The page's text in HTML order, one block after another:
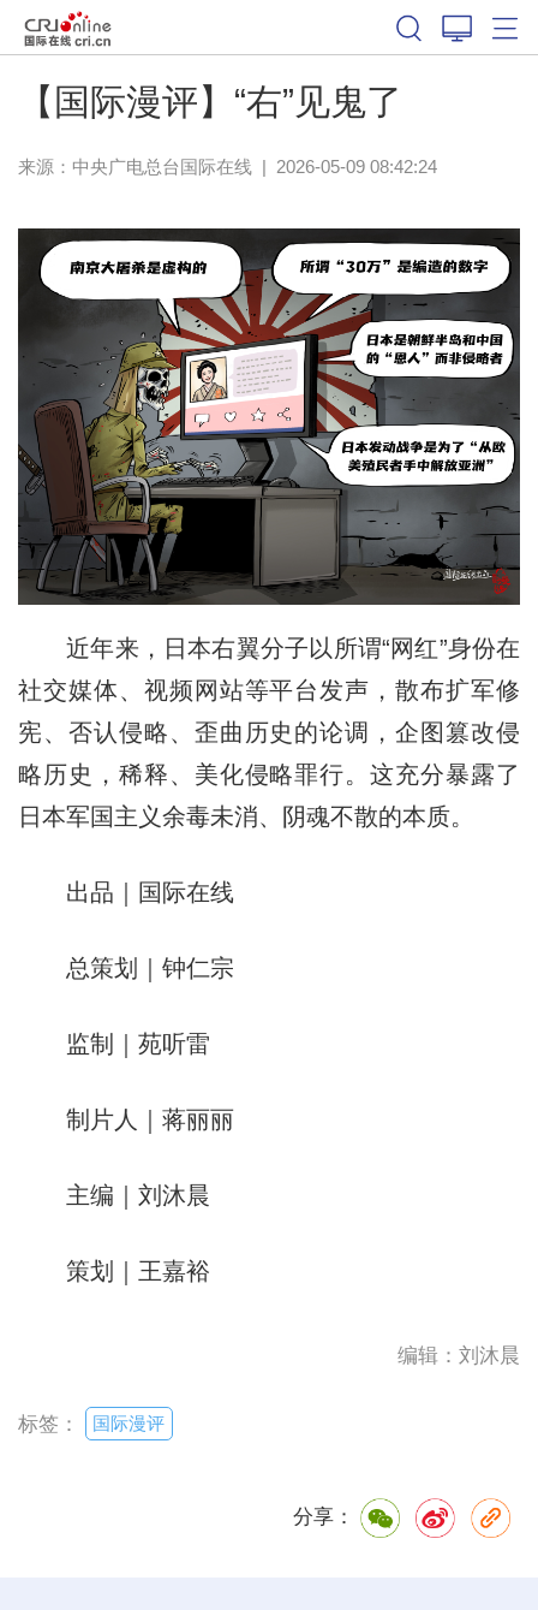
【国际漫评】“右”见鬼了
来源：中央广电总台国际在线| 2026-05-09 08:42:24
近年来，日本右翼分子以所谓“网红”身份在
社交媒体、视频网站等平台发声，散布扩军修
宪、否认侵略、歪曲历史的论调，企图篡改侵
略历史，稀释、美化侵略罪行。这充分暴露了
日本军国主义余毒未消、阴魂不散的本质。
出品｜国际在线
总策划｜钟仁宗
监制｜苑听雷
制片人｜蒋丽丽
主编｜刘沐晨
策划｜王嘉裕
编辑：刘沐晨
标签： 国际漫评
分享：